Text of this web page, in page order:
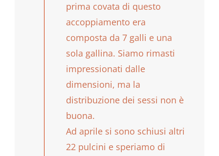
prima covata di questo
accoppiamento era
composta da 7 galli e una
sola gallina. Siamo rimasti
impressionati dalle
dimensioni, ma la
distribuzione dei sessi non è
buona.
Ad aprile si sono schiusi altri
22 pulcini e speriamo di